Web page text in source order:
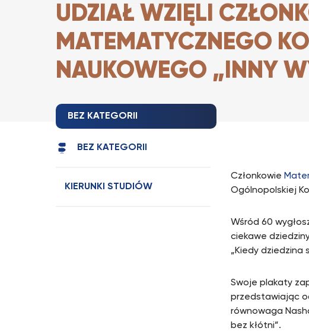
UDZIAŁ WZIĘLI
MATEMATYCZNEGO
NAUKOWEGO „INNY
BEZ KATEGORII
BEZ KATEGORII
KIERUNKI STUDIÓW
Członkowie
Ogólnopolskiej
Wśród 60
ciekawe
„Kiedy dziedzina
Swoje plakaty
przedstawiając
równowaga
bez kłótni”.